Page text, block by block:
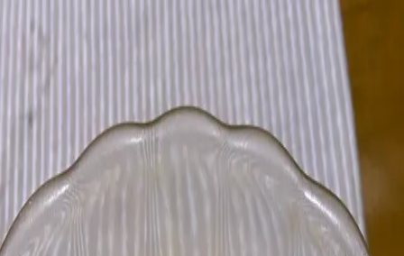
クリエイターを探す
ONLIVE Studioについて
ログインアカウント登録
ログイン
いもちゃん🍠